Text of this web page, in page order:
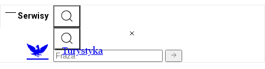
Serwisy
Turystyka